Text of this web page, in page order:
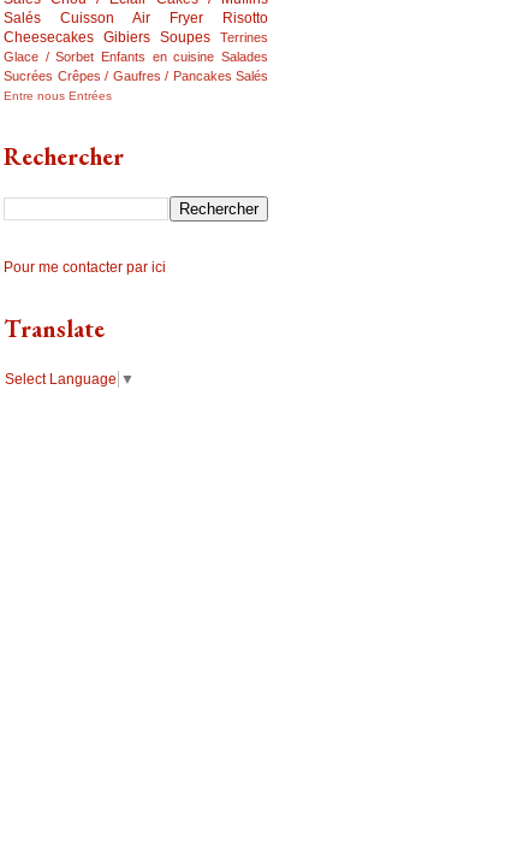
Salés
Cuisson Air Fryer
Risotto
Cheesecakes Gibiers Soupes
Terrines
Glace / Sorbet Enfants en cuisine Salades
Sucrées Crêpes / Gaufres / Pancakes Salés
Entre nous Entrées
Rechercher
Pour me contacter par ici
Translate
Select Language ▼